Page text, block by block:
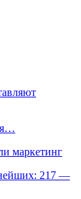
маркетинг
217 —